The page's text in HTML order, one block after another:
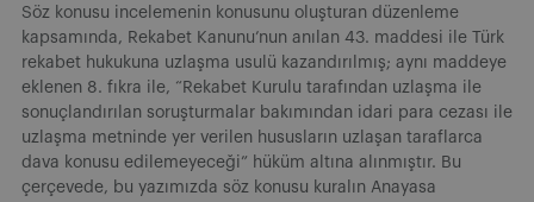
Söz konusu incelemenin konusunu oluşturan düzenleme
kapsamında, Rekabet Kanunu’nun anılan 43. maddesi ile Türk
rekabet hukukuna uzlaşma usulü kazandırılmış; aynı maddeye
eklenen 8. fıkra ile, “Rekabet Kurulu tarafından uzlaşma ile
sonuçlandırılan soruşturmalar bakımından idari para cezası ile
uzlaşma metninde yer verilen hususların uzlaşan taraflarca
dava konusu edilemeyeceği” hüküm altına alınmıştır. Bu
çerçevede, bu yazımızda söz konusu kuralın Anayasa